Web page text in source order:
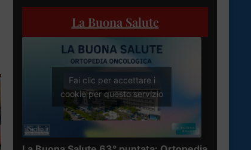
La Buona Salute
Fai clic per accettare i
cookie per questo servizio